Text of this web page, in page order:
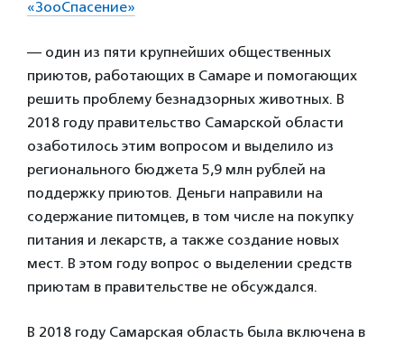
«ЗооСпасение»
— один из пяти крупнейших общественных
приютов, работающих в Самаре и помогающих
решить проблему безнадзорных животных. В
2018 году правительство Самарской области
озаботилось этим вопросом и выделило из
регионального бюджета 5,9 млн рублей на
поддержку приютов. Деньги направили на
содержание питомцев, в том числе на покупку
питания и лекарств, а также создание новых
мест. В этом году вопрос о выделении средств
приютам в правительстве не обсуждался.
В 2018 году Самарская область была включена в